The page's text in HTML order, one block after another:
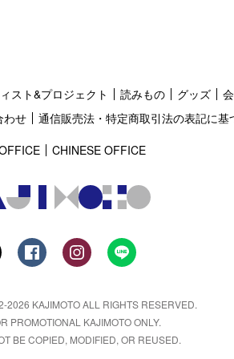
スト&プロジェクト 読みもの グッズ
わせ
通信販売法・特定商取引法の表記に基
CHINESE OFFICE
2026 KAJIMOTO ALL RIGHTS RESERVED.
PROMOTIONAL KAJIMOTO ONLY.
BE COPIED, MODIFIED, OR REUSED.